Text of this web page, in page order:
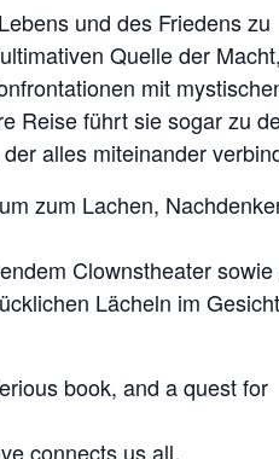
und des Friedens zu
Quelle der Macht,
mit
Reise führt sie sogar zu
alles miteinander
zum Lachen,
Clownstheater sowie
Lächeln im Gesicht
book, and a quest for
connects us all.